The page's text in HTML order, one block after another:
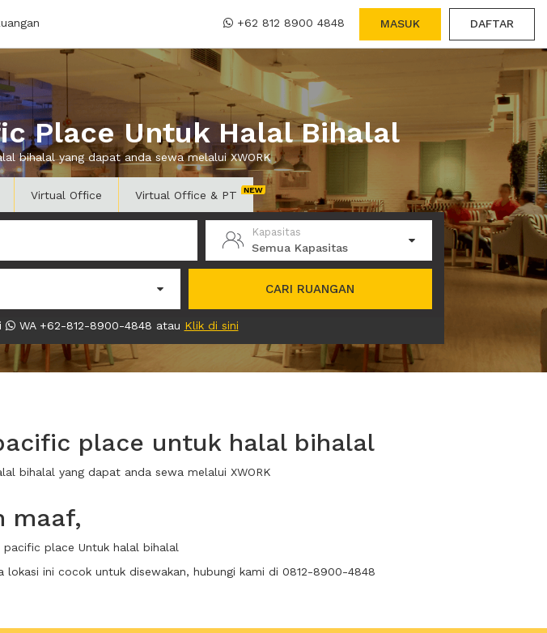
+62 812 8900 4848 MASUK DAFTAR
Place Untuk Halal Bihalal
bihalal yang dapat anda sewa melalui XWORK
Virtual Office Virtual Office & PT
Kapasitas
Semua Kapasitas
CARI RUANGAN
WA +62-812-8900-4848 atau Klik di sini
place untuk halal bihalal
bihalal yang dapat anda sewa melalui XWORK
maaf,
place Untuk halal bihalal
ini cocok untuk disewakan, hubungi kami di 0812-8900-4848